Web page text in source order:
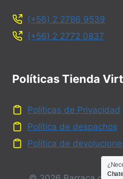
(+56) 2 2786 9539
(+56) 2 2772 0837
Políticas Tienda
Políticas de Privacidad
Política de despachos
Política de